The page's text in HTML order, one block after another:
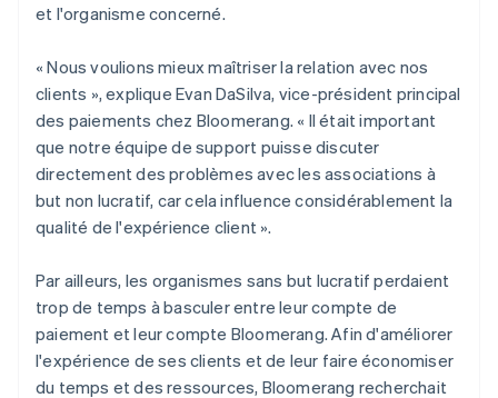
et l'organisme concerné.
« Nous voulions mieux maîtriser la relation avec nos
clients », explique Evan DaSilva, vice-président principal
des paiements chez Bloomerang. « Il était important
que notre équipe de support puisse discuter
directement des problèmes avec les associations à
but non lucratif, car cela influence considérablement la
qualité de l'expérience client ».
Par ailleurs, les organismes sans but lucratif perdaient
trop de temps à basculer entre leur compte de
paiement et leur compte Bloomerang. Afin d'améliorer
l'expérience de ses clients et de leur faire économiser
du temps et des ressources, Bloomerang recherchait